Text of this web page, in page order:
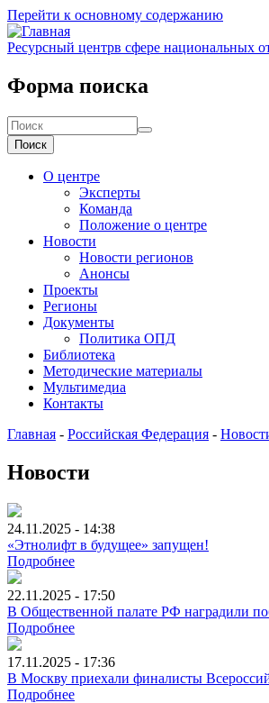
Перейти к основному содержанию
Ресурсный центрв сфере национальных
Форма поиска
Поиск
О центре
Эксперты
Команда
Положение о центре
Новости
Новости регионов
Анонсы
Проекты
Регионы
Документы
Политика ОПД
Библиотека
Методические материалы
Мультимедиа
Контакты
Главная - Российская Федерация -
Новости
24.11.2025 - 14:38
«Этнолифт в будущее» запущен!
Подробнее
22.11.2025 - 17:50
В Общественной палате РФ наградили
Подробнее
17.11.2025 - 17:36
В Москву приехали финалисты
Подробнее